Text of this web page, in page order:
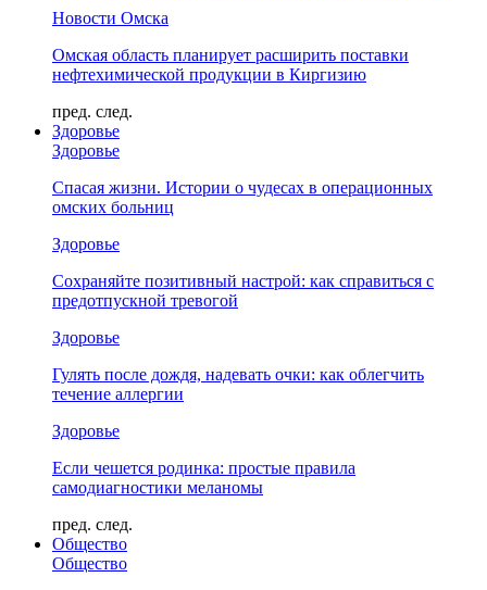
Новости Омска
Омская область планирует расширить поставки
нефтехимической продукции в Киргизию
пред. след.
Здоровье
Здоровье
Спасая жизни. Истории о чудесах в операционных
омских больниц
Здоровье
Сохраняйте позитивный настрой: как справиться с
предотпускной тревогой
Здоровье
Гулять после дождя, надевать очки: как облегчить
течение аллергии
Здоровье
Если чешется родинка: простые правила
самодиагностики меланомы
пред. след.
Общество
Общество